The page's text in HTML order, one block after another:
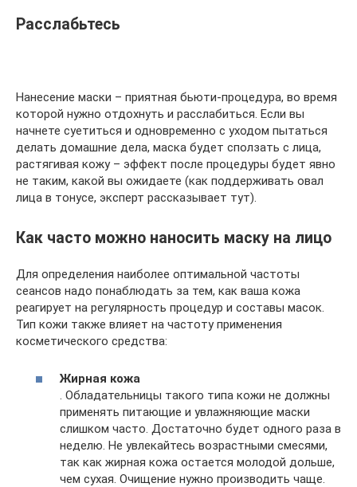
Расслабьтесь
Нанесение маски – приятная бьюти-процедура, во время
которой нужно отдохнуть и расслабиться. Если вы
начнете суетиться и одновременно с уходом пытаться
делать домашние дела, маска будет сползать с лица,
растягивая кожу – эффект после процедуры будет явно
не таким, какой вы ожидаете (как поддерживать овал
лица в тонусе, эксперт рассказывает тут).
Как часто можно наносить маску на лицо
Для определения наиболее оптимальной частоты
сеансов надо понаблюдать за тем, как ваша кожа
реагирует на регулярность процедур и составы масок.
Тип кожи также влияет на частоту применения
косметического средства:
Жирная кожа
. Обладательницы такого типа кожи не должны
применять питающие и увлажняющие маски
слишком часто. Достаточно будет одного раза в
неделю. Не увлекайтесь возрастными смесями,
так как жирная кожа остается молодой дольше,
чем сухая. Очищение нужно производить чаще.